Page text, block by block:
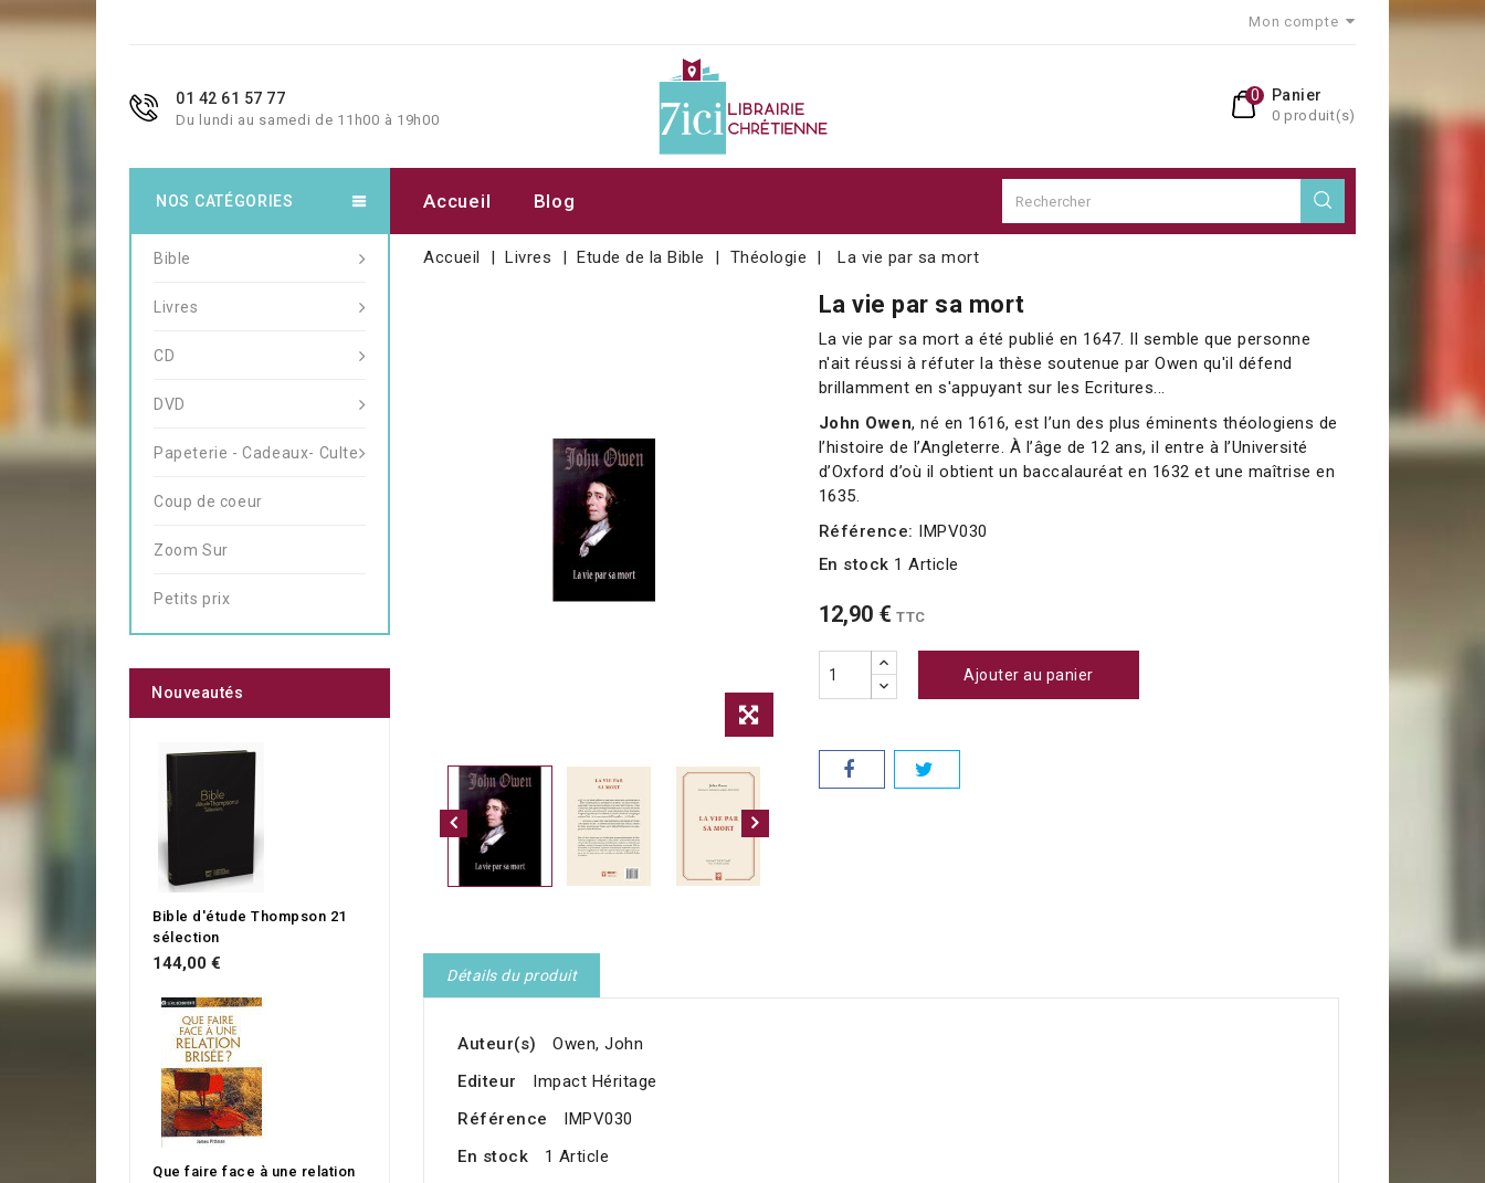
Mon compte
01 42 61 57 77
Du lundi au samedi de 11h00 à 19h00
Panier
0 produit(s)
0
Accueil Blog
Accueil Livres Etude de la Bible Théologie La vie par sa mort
La vie par sa mort
La vie par sa mort a été publié en 1647. Il semble que personne
n'ait réussi à réfuter la thèse soutenue par Owen qu'il défend
brillamment en s'appuyant sur les Ecritures...
John Owen, né en 1616, est l’un des plus éminents théologiens de
l’histoire de l’Angleterre. À l’âge de 12 ans, il entre à l’Université
d’Oxford d’où il obtient un baccalauréat en 1632 et une maîtrise en
1635.
Référence: IMPV030
En stock 1 Article
12,90 € TTC
Ajouter au panier
Détails du produit
Auteur(s)
Owen, John
Editeur
Impact Héritage
Référence
IMPV030
En stock
1 Article
NOS CATÉGORIES
Bible
Livres
CD
DVD
Papeterie - Cadeaux- Culte
Coup de coeur
Zoom Sur
Petits prix
Nouveautés
Bible d'étude Thompson 21
sélection
144,00 €
Que faire face à une relation